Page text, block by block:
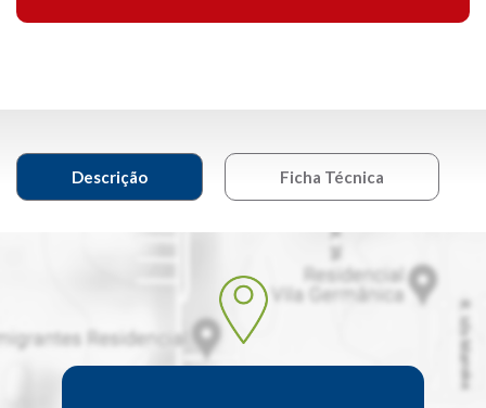
Descrição Ficha Técnica